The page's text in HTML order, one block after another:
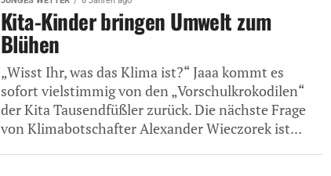
Kita-Kinder bringen Umwelt zum
Blühen
„Wisst Ihr, was das Klima ist?“ Jaaa kommt es
sofort vielstimmig von den „Vorschulkrokodilen“
der Kita Tausendfüßler zurück. Die nächste Frage
von Klimabotschafter Alexander Wieczorek ist...